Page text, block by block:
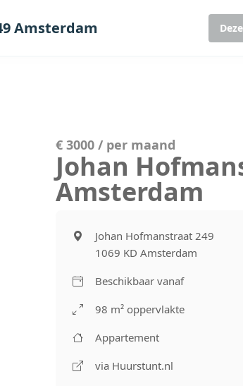
Amsterdam
€ 3000 / per maand
Johan
Amsterdam
Johan Hofmanstraat 249
1069 KD Amsterdam
Beschikbaar vanaf
98 m² oppervlakte
Appartement
via Huurstunt.nl